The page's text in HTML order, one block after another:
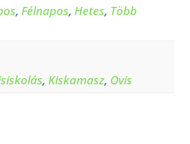
,Félnapos,Hetes, Több
,Kiskamasz, Ovis